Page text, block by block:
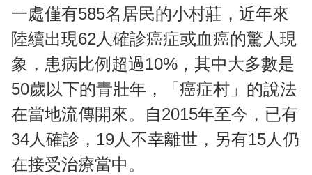
u
t
e
一處僅有585名居民的小村莊，近年來
陸續出現62人確診癌症或血癌的驚人現
象，患病比例超過10%，其中大多數是
50歲以下的青壯年，「癌症村」的說法
在當地流傳開來。自2015年至今，已有
34人確診，19人不幸離世，另有15人仍
在接受治療當中。